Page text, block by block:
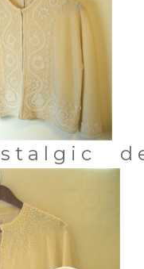
t a l g i c d e